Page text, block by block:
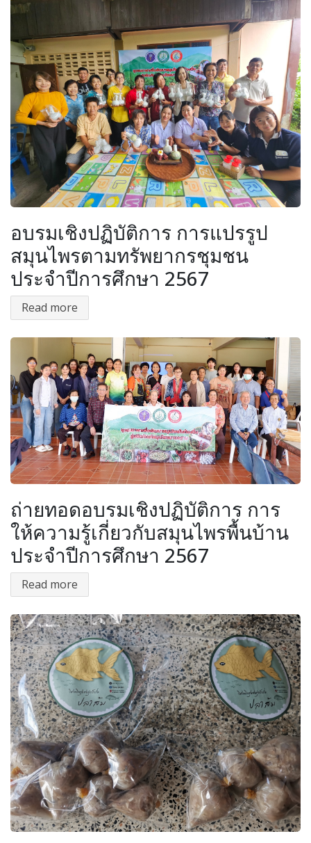
อบรมเชิงปฏิบัติการ การแปรรูป
สมุนไพรตามทรัพยากรชุมชน
ประจำปีการศึกษา 2567
Read more
ถ่ายทอดอบรมเชิงปฏิบัติการ การ
ให้ความรู้เกี่ยวกับสมุนไพรพื้นบ้าน
ประจำปีการศึกษา 2567
Read more